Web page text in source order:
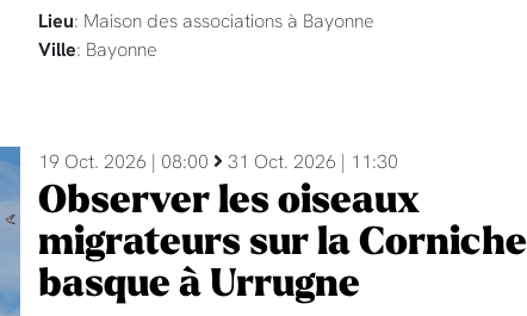
Lieu: Maison des associations à Bayonne
Ville: Bayonne
19 Oct. 2026 | 08:00 31 Oct. 2026 | 11:30
Observer les oiseaux
migrateurs sur la Corniche
basque à Urrugne